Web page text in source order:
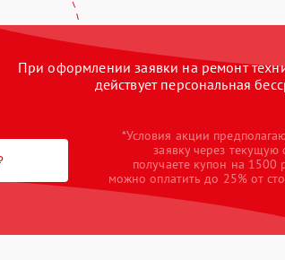
При оформлении заявки на ремонт
действует персональная
*Условия акции
заявку через
получаете купон на 1500
можно оплатить до 25% от